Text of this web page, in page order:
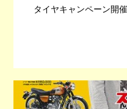
タイヤキャンペーン開催